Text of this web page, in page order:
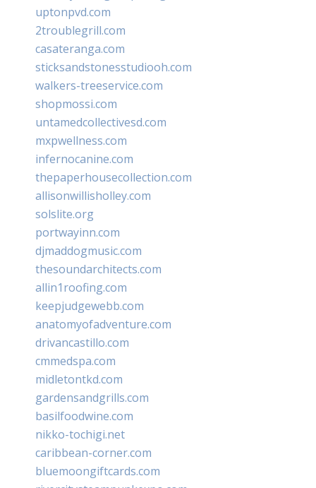
uptonpvd.com
2troublegrill.com
casateranga.com
sticksandstonesstudiooh.com
walkers-treeservice.com
shopmossi.com
untamedcollectivesd.com
mxpwellness.com
infernocanine.com
thepaperhousecollection.com
allisonwillisholley.com
solslite.org
portwayinn.com
djmaddogmusic.com
thesoundarchitects.com
allin1roofing.com
keepjudgewebb.com
anatomyofadventure.com
drivancastillo.com
cmmedspa.com
midletontkd.com
gardensandgrills.com
basilfoodwine.com
nikko-tochigi.net
caribbean-corner.com
bluemoongiftcards.com